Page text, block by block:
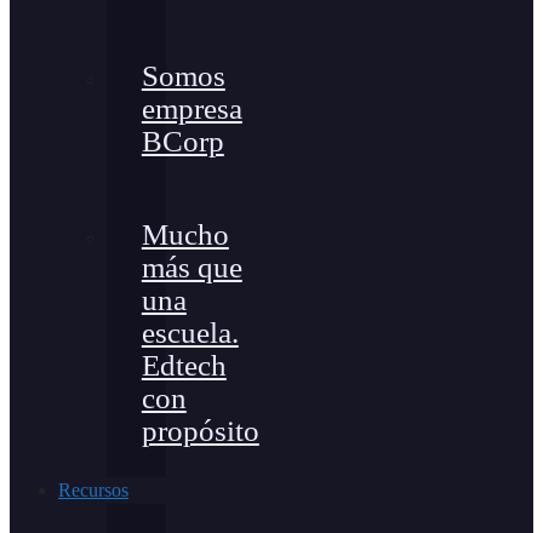
Somos
empresa
BCorp
Mucho
más que
una
escuela.
Edtech
con
propósito
Recursos